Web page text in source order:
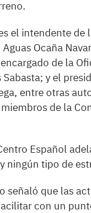
el intendente
Ocaña
de la
y el
entre otras
de la
Español
tipo de
señaló que las
con un